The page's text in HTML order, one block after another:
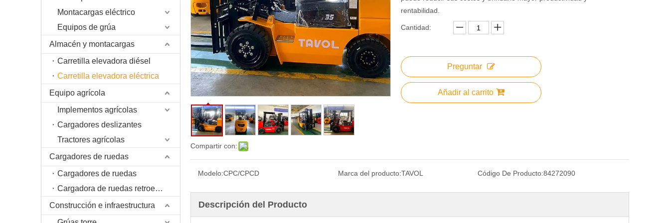
Montacargas eléctrico
Equipos de grúa
Almacén y montacargas
Carretilla elevadora diésel
Carretilla elevadora eléctrica
Equipo agrícola
Implementos agrícolas
Cargadores deslizantes
Tractores agrícolas
Cargadores de ruedas
Cargadores de ruedas
Cargadora de ruedas retroexcavadora
Construcción e infraestructura
Compartir con:
rentabilidad.
Cantidad:
Preguntar
Añadir al carrito
Modelo:CPC/CPCD Marca del producto:TAVOL Código De Producto:84272090
Descripción del Producto